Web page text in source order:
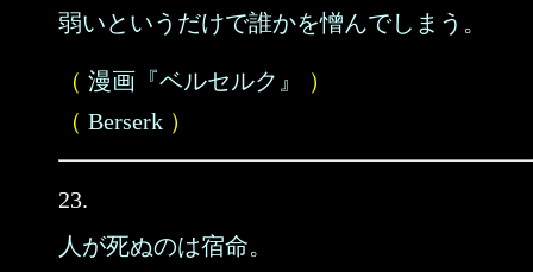
弱いというだけで誰かを憎んでしまう。
（ 漫画『ベルセルク』
）
（ Berserk ）
23.
人が死ぬのは宿命。